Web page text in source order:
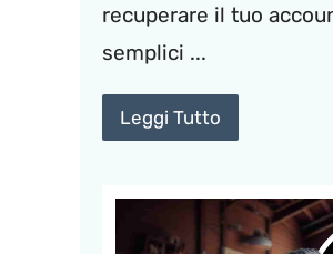
recuperare il tuo
semplici ...
Leggi Tutto